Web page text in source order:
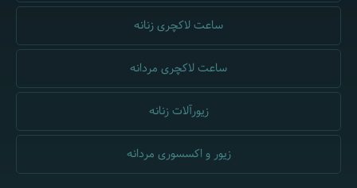
ساعت لاکچری زنانه
ساعت لاکچری مردانه
زیورآلات زنانه
زیور و اکسسوری مردانه